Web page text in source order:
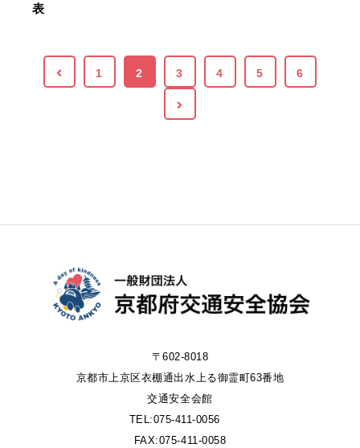
表
1 2 3 4 5 6
〒602-8018
京都市上京区衣棚通出水上る御霊町63番地
交通安全会館
TEL:075-411-0056
FAX:075-411-0058